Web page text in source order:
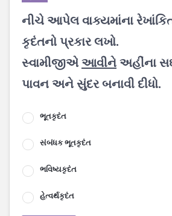
નીચે આપેલ વાક્યમાંના
કૃદંતનો પ્રકાર લખો.
સ્વામીજીએઆવીનેઅહીંના
પાવન અને સુંદર બનાવી દીધો.
ભૂતકૃદંત
સંબંધક ભૂતકૃદંત
ભવિષ્યકૃદંત
હેત્વર્થકૃદંત